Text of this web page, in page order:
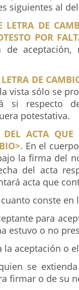
siguientes al
LETRA DE
POR
aceptación,
DE
vista sólo se
si respecto
potestativa.
ACTA QUE
En el
la firma del
del acta
acta que
conste en
para
estuvo o no
la aceptación o
se
firmar o de su